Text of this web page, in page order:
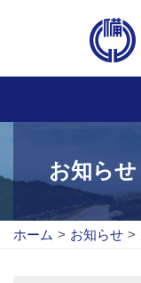
高速バス
路線バス
お知らせ
ホーム > お知らせ >